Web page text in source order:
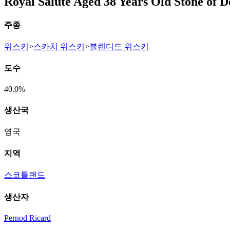
주종
위스키 >스카치 위스키 >블렌디드 위스키
도수
40.0%
생산국
영국
지역
스코틀랜드
생산자
Pernod Ricard